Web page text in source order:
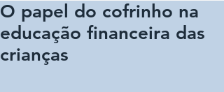
O papel do cofrinho na
educação financeira das
crianças